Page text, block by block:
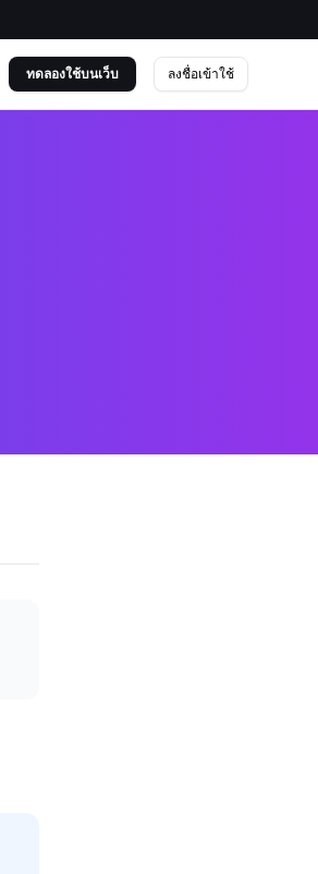
ทดลองใช้บนเว็บ ลงชื่อเข้าใช้